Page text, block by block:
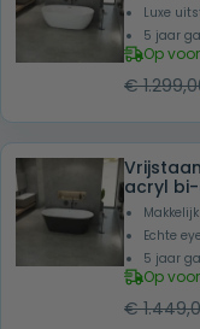
Luxe
5 jaar
Op
€
acryl
Echte
5 jaar
Op
€